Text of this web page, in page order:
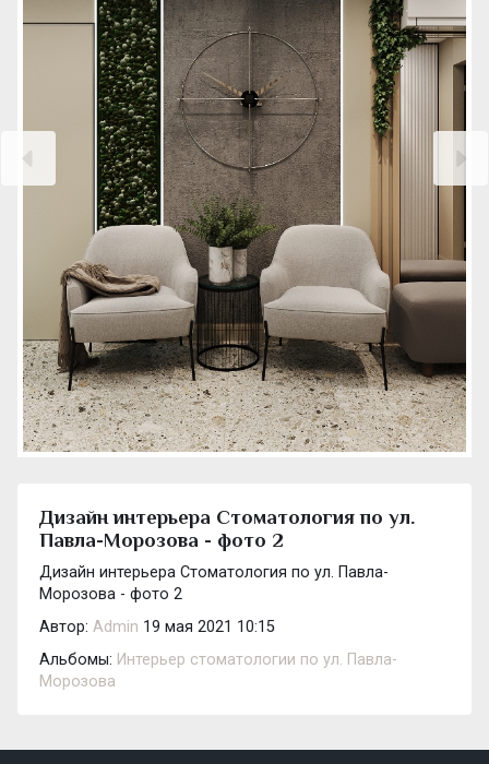
Дизайн интерьера Стоматология по ул.
Павла-Морозова - фото 2
Дизайн интерьера Стоматология по ул. Павла-
Морозова - фото 2
Автор: Admin 19 мая 2021 10:15
Альбомы: Интерьер стоматологии по ул. Павла-
Морозова